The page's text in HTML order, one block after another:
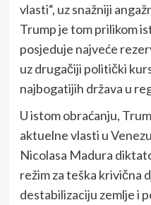
vlasti“, uz snažniji
Trump je tom prilikom
posjeduje najveće
uz drugačiji politički
najbogatijih država u
U istom obraćanju,
aktuelne vlasti u
Nicolasa Madura
režim za teška krivična
destabilizaciju zemlje i